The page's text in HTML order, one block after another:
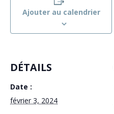
Ajouter au calendrier
DÉTAILS
Date :
février 3, 2024